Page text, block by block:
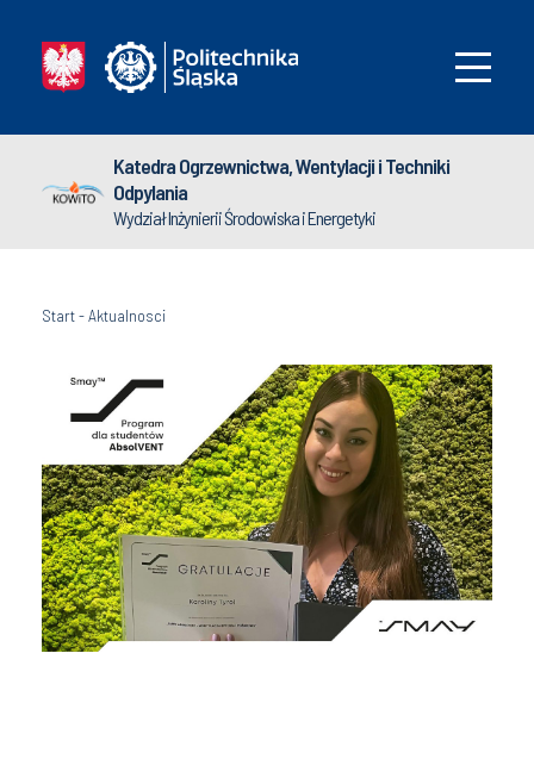
Katedra Ogrzewnictwa, Wentylacji i Techniki
Odpylania
Wydział Inżynierii Środowiska i Energetyki
Start-Aktualnosci